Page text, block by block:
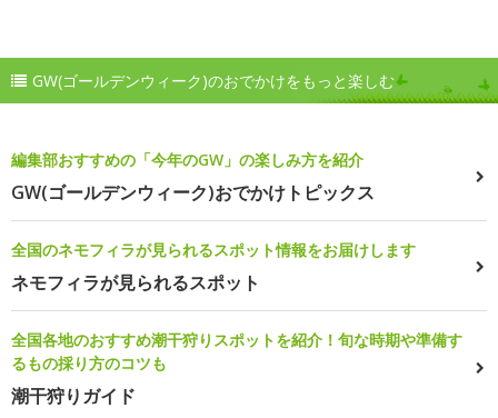
GW(ゴールデンウィーク)のおでかけをもっと楽しむ
編集部おすすめの「今年のGW」の楽しみ方を紹介
GW(ゴールデンウィーク)おでかけトピックス
全国のネモフィラが見られるスポット情報をお届けします
ネモフィラが見られるスポット
全国各地のおすすめ潮干狩りスポットを紹介！旬な時期や準備す
るもの採り方のコツも
潮干狩りガイド